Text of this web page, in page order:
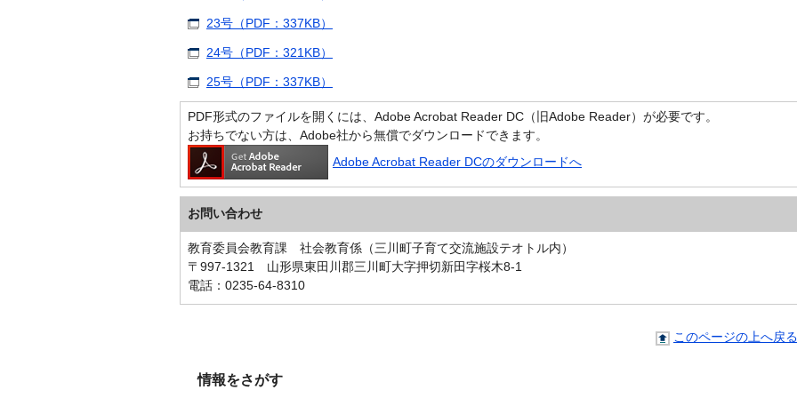
23号（PDF：337KB）
24号（PDF：321KB）
25号（PDF：337KB）
PDF形式のファイルを開くには、Adobe Acrobat Reader DC（旧Adobe Reader）が必要です。
お持ちでない方は、Adobe社から無償でダウンロードできます。
Adobe Acrobat Reader DCのダウンロードへ
お問い合わせ
教育委員会教育課 社会教育係（三川町子育て交流施設テオトル内）
〒997-1321 山形県東田川郡三川町大字押切新田字桜木8-1
電話：0235-64-8310
このページの上へ戻る
情報をさがす